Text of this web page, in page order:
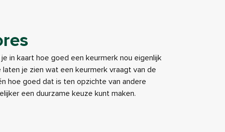
in kaart hoe goed een keurmerk nou eigenlijk
laten je zien wat een keurmerk vraagt van de
hoe goed dat is ten opzichte van andere
een duurzame keuze kunt maken.